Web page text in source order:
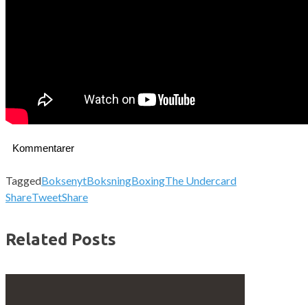
Kommentarer
TaggedBoksenytBoksningBoxingThe Undercard
ShareTweetShare
Related Posts